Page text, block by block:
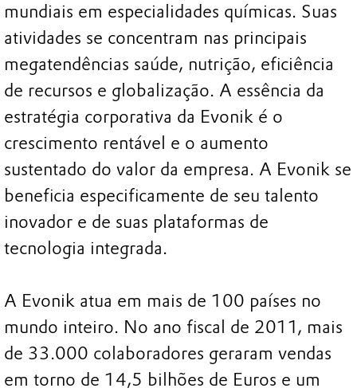
mundiais em especialidades químicas. Suas
atividades se concentram nas principais
megatendências saúde, nutrição, eficiência
de recursos e globalização. A essência da
estratégia corporativa da Evonik é o
crescimento rentável e o aumento
sustentado do valor da empresa. A Evonik se
beneficia especificamente de seu talento
inovador e de suas plataformas de
tecnologia integrada.
A Evonik atua em mais de 100 países no
mundo inteiro. No ano fiscal de 2011, mais
de 33.000 colaboradores geraram vendas
em torno de 14,5 bilhões de Euros e um